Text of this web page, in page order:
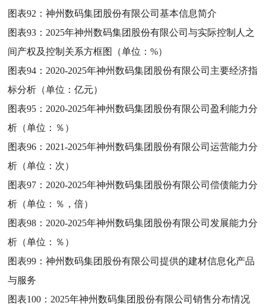
图表92：神州数码集团股份有限公司基本信息简介
图表93： 2025年神州数码集团股份有限公司与实际控制人之
间产权及控制关系方框图（单位：%）
图表94： 2020-2025年神州数码集团股份有限公司主要经济指
标分析（单位：亿元）
图表95： 2020-2025年神州数码集团股份有限公司盈利能力分
析（单位：％）
图表96： 2021-2025年神州数码集团股份有限公司运营能力分
析（单位：次）
图表97： 2020-2025年神州数码集团股份有限公司偿债能力分
析（单位：％，倍）
图表98： 2020-2025年神州数码集团股份有限公司发展能力分
析（单位：％）
图表99：神州数码集团股份有限公司提供的建材信息化产品
与服务
图表100： 2025年神州数码集团股份有限公司销售分布情况